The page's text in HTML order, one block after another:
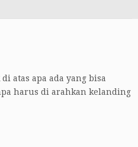
atas apa ada yang bisa
harus di arahkan kelanding